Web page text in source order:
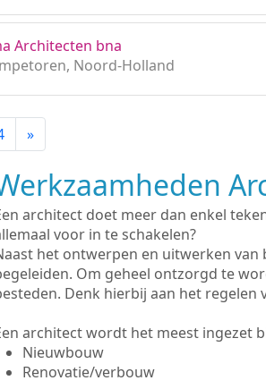
Architecten bna
Noord-Holland
»
architect doet meer dan enkel
voor in te schakelen?
het ontwerpen en uitwerken
Om geheel ontzorgd te
Denk hierbij aan het regelen
architect wordt het meest ingezet
Nieuwbouw
Renovatie/verbouw